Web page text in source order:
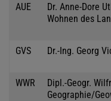
AUE
Dr. Anne-Dore
Wohnen des
GVS Dr.-Ing. Georg
WWR
Dipl.-Geogr.
Geographie/